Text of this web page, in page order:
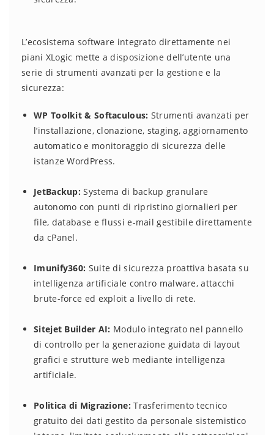
L’ecosistema software integrato direttamente nei
piani XLogic mette a disposizione dell’utente una
serie di strumenti avanzati per la gestione e la
sicurezza:
WP Toolkit & Softaculous: Strumenti avanzati per
l’installazione, clonazione, staging, aggiornamento
automatico e monitoraggio di sicurezza delle
istanze WordPress.
JetBackup: Systema di backup granulare
autonomo con punti di ripristino giornalieri per
file, database e flussi e-mail gestibile direttamente
da cPanel.
Imunify360: Suite di sicurezza proattiva basata su
intelligenza artificiale contro malware, attacchi
brute-force ed exploit a livello di rete.
Sitejet Builder AI: Modulo integrato nel pannello
di controllo per la generazione guidata di layout
grafici e strutture web mediante intelligenza
artificiale.
Politica di Migrazione: Trasferimento tecnico
gratuito dei dati gestito da personale sistemistico